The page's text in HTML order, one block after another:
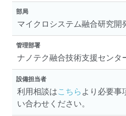
部局
マイクロシステム融合研究開
管理部署
ナノテク融合技術支援センタ
設備担当者
利用相談はこちら より必要事
い合わせください。